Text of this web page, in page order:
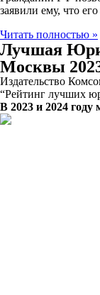
заявили ему, что
Читать полностью »
Лучшая
Москвы
Издательство
“Рейтинг лучших
В 2023 и 2024 году